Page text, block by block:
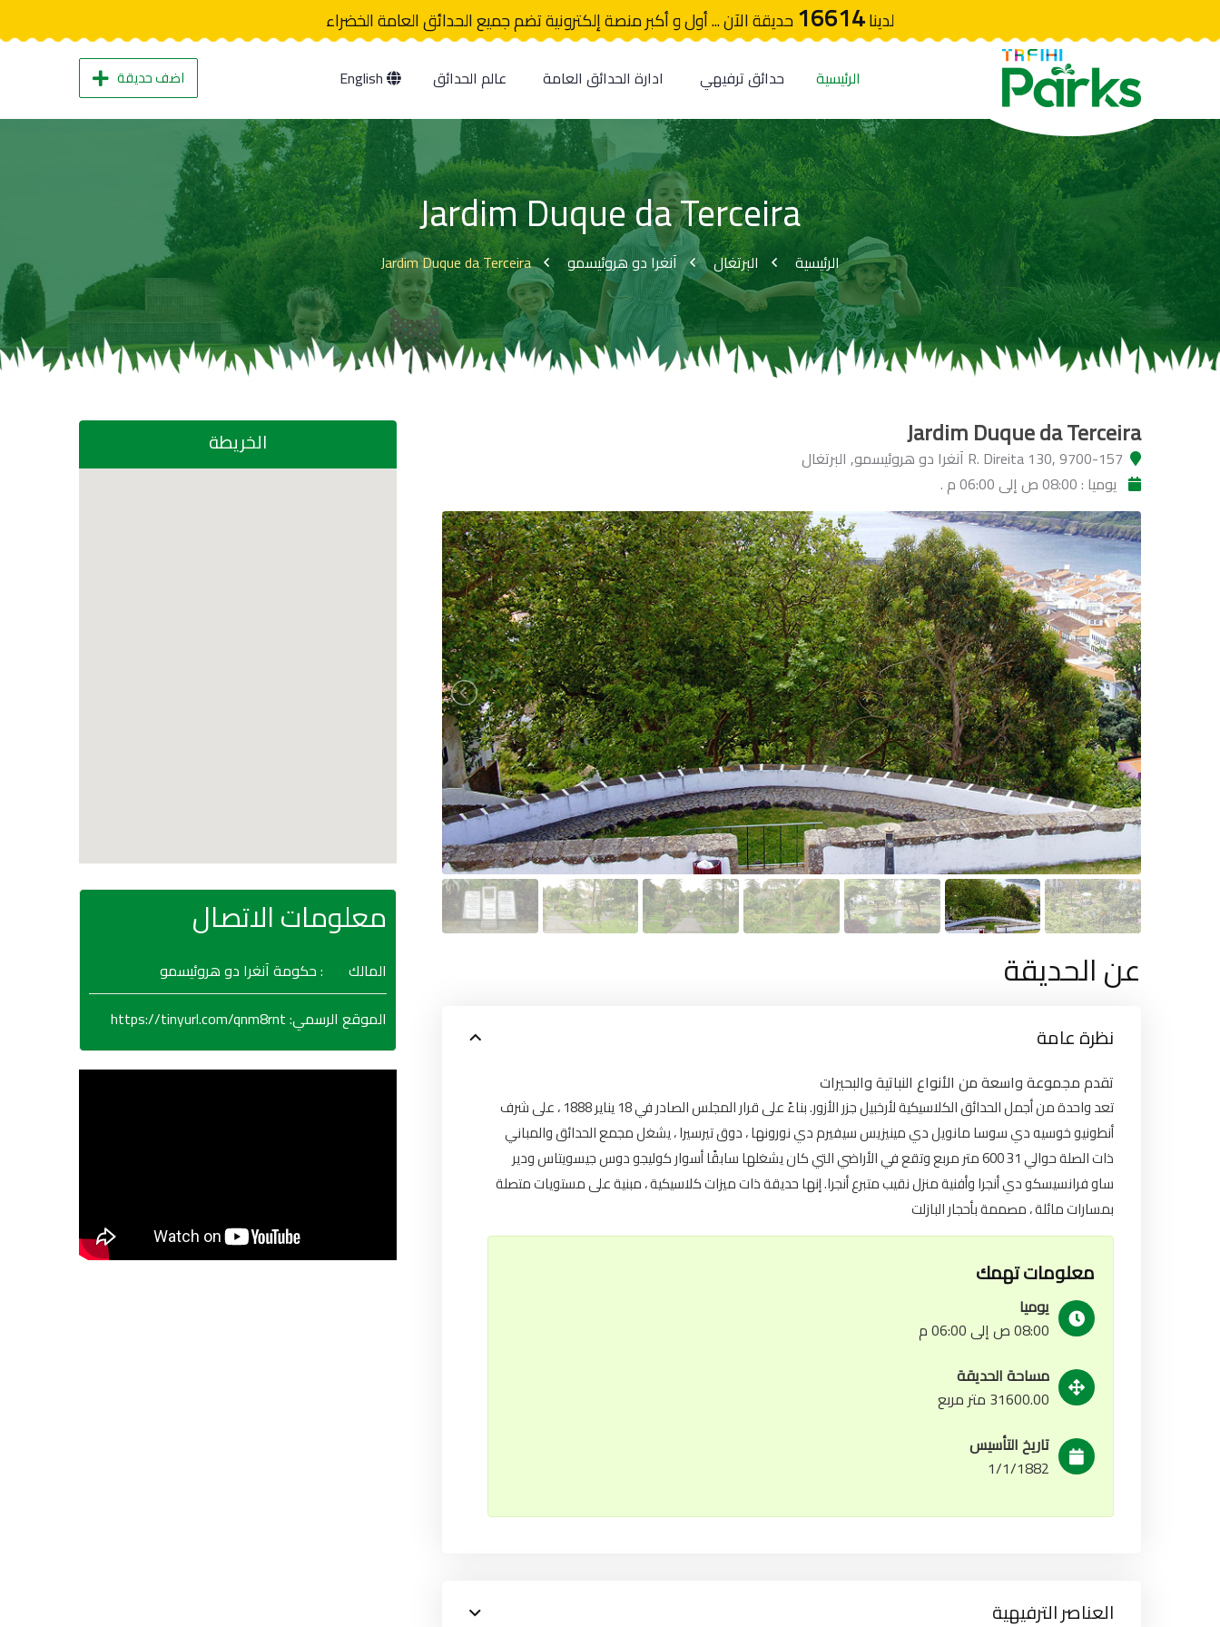
لدينا16614حديقة الآن ... أول و أكبر منصة إلكترونية تضم جميع الحدائق العامة الخضراء
الرئيسية حدائق ترفيهي ادارة الحدائق العامة عالم الحدائق اضف حديقة
Jardim Duque da Terceira
الرئيسية البرتغال آنغرا دو هروئيسمو Jardim Duque da Terceira
Jardim Duque da Terceira
R. Direita 130, 9700-157 آنغرا دو هروئيسمو, البرتغال
يوميا : 08:00 ص إلى 06:00 م .
عن الحديقة
نظرة عامة
تقدم مجموعة واسعة من الأنواع النباتية والبحيرات
تعد واحدة من أجمل الحدائق الكلاسيكية لأرخبيل جزر الأزور. بناءً على قرار المجلس الصادر في 18 يناير 1888 ، على شرف
أنطونيو خوسيه دي سوسا مانويل دي مينيزيس سيفيرم دي نورونها ، دوق تيرسيرا ، يشغل مجمع الحدائق والمباني
ذات الصلة حوالي 31 600 متر مربع وتقع في الأراضي التي كان يشغلها سابقًا أسوار كوليجو دوس جيسويتاس ودير
ساو فرانسيسكو دي أنجرا وأفنية منزل نقيب متبرع أنجرا. إنها حديقة ذات ميزات كلاسيكية ، مبنية على مستويات متصلة
بمسارات مائلة ، مصممة بأحجار البازلت
معلومات تهمك
يوميا
08:00 ص إلى 06:00 م
مساحة الحديقة
31600.00 متر مربع
تاريخ التأسيس
1/1/1882
العناصر الترفيهية
الخريطة
معلومات الاتصال
المالك
: حكومة آنغرا دو هروئيسمو
الموقع الرسمي:
https://tinyurl.com/qnm8rnt